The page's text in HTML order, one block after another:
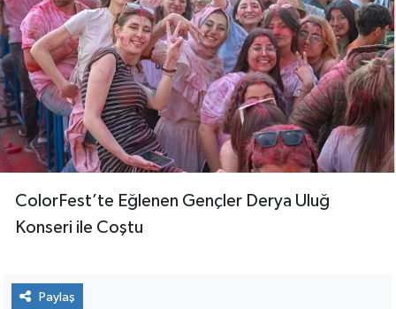
ColorFest’te Eğlenen Gençler Derya Uluğ
Konseri ile Coştu
Paylaş